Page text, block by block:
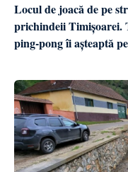
Locul de joacă de pe
prichindeii Timișoarei.
ping-pong îi așteaptă